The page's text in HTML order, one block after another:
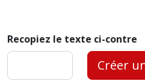
Recopiez le texte ci-contre
Créer